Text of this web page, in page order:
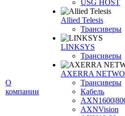
О
компании
USG HOST
Allied Telesis
Трансиверы
LINKSYS
Трансиверы
AXERRA
Трансиверы
Кабель
AXNVision